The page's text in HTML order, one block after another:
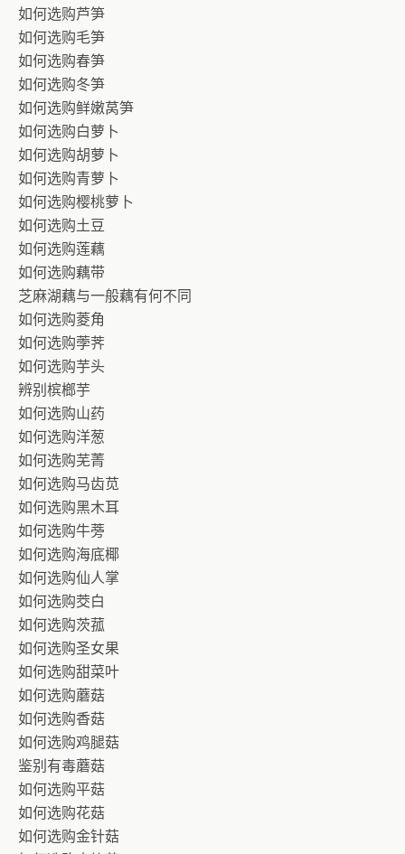
如何选购芦笋
如何选购毛笋
如何选购春笋
如何选购冬笋
如何选购鲜嫩莴笋
如何选购白萝卜
如何选购胡萝卜
如何选购青萝卜
如何选购樱桃萝卜
如何选购土豆
如何选购莲藕
如何选购藕带
芝麻湖藕与一般藕有何不同
如何选购菱角
如何选购荸荠
如何选购芋头
辨别槟榔芋
如何选购山药
如何选购洋葱
如何选购芜菁
如何选购马齿苋
如何选购黑木耳
如何选购牛蒡
如何选购海底椰
如何选购仙人掌
如何选购茭白
如何选购茨菰
如何选购圣女果
如何选购甜菜叶
如何选购蘑菇
如何选购香菇
如何选购鸡腿菇
鉴别有毒蘑菇
如何选购平菇
如何选购花菇
如何选购金针菇